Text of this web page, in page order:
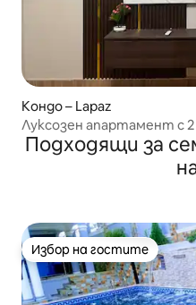
Кондо – Lapaz
Луксозен апартамент с
напълно оборудвана
Подходящи за
Избор на гостите
Избор на гостите